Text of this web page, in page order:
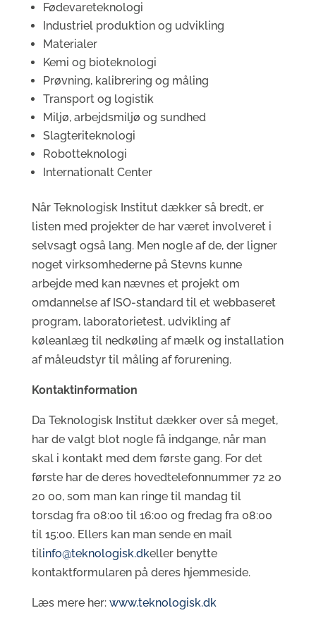
Fødevareteknologi
Industriel produktion og udvikling
Materialer
Kemi og bioteknologi
Prøvning, kalibrering og måling
Transport og logistik
Miljø, arbejdsmiljø og sundhed
Slagteriteknologi
Robotteknologi
Internationalt Center
Når Teknologisk Institut dækker så bredt, er
listen med projekter de har været involveret i
selvsagt også lang. Men nogle af de, der ligner
noget virksomhederne på Stevns kunne
arbejde med kan nævnes et projekt om
omdannelse af ISO-standard til et webbaseret
program, laboratorietest, udvikling af
køleanlæg til nedkøling af mælk og installation
af måleudstyr til måling af forurening.
Kontaktinformation
Da Teknologisk Institut dækker over så meget,
har de valgt blot nogle få indgange, når man
skal i kontakt med dem første gang. For det
første har de deres hovedtelefonnummer 72 20
20 00, som man kan ringe til mandag til
torsdag fra 08:00 til 16:00 og fredag fra 08:00
til 15:00. Ellers kan man sende en mail
tilinfo@teknologisk.dkeller benytte
kontaktformularen på deres hjemmeside.
Læs mere her: www.teknologisk.dk